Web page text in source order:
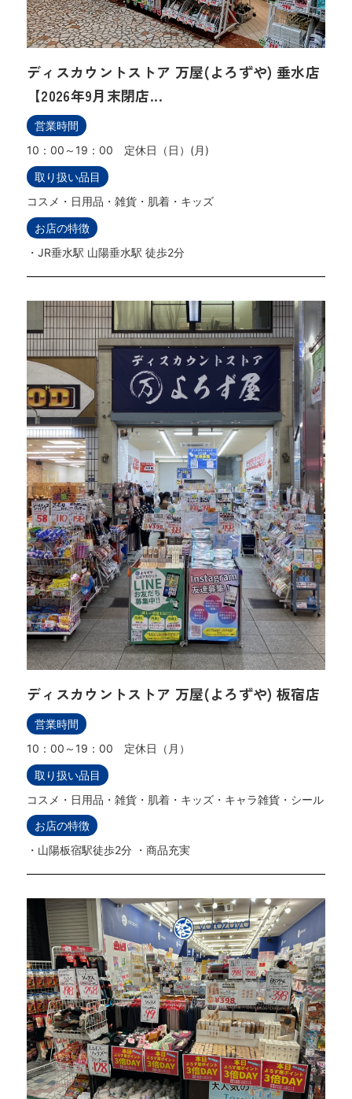
ディスカウントストア 万屋(よろずや) 垂水店
【2026年9月末閉店...
営業時間
10：00～19：00 定休日（日）(月)
取り扱い品目
コスメ・日用品・雑貨・肌着・キッズ
お店の特徴
・JR垂水駅 山陽垂水駅 徒歩2分
ディスカウントストア 万屋(よろずや) 板宿店
営業時間
10：00～19：00 定休日（月）
取り扱い品目
コスメ・日用品・雑貨・肌着・キッズ・キャラ雑貨・シール
お店の特徴
・山陽板宿駅徒歩2分 ・商品充実